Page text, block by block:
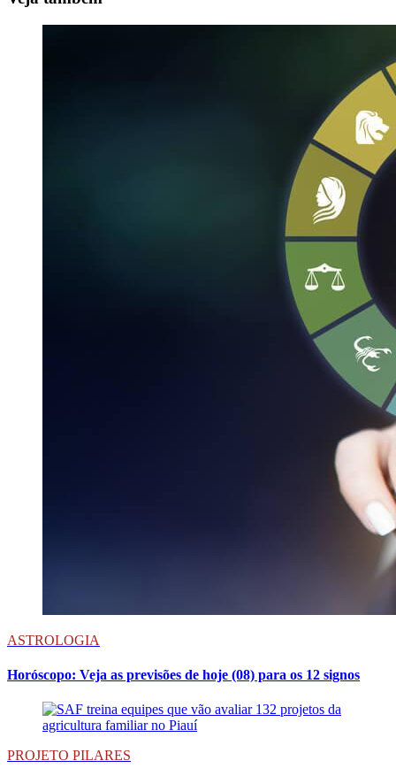
ASTROLOGIA
Horóscopo: Veja as previsões de hoje (08) para os 12 signos
PROJETO PILARES